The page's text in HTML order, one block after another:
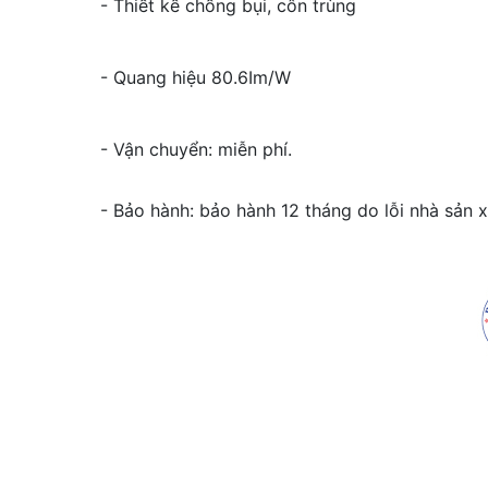
- Thiết kế chống bụi, côn trùng
- Quang hiệu 80.6Im/W
- Vận chuyển: miễn phí.
- Bảo hành: bảo hành 12 tháng do lỗi nhà sản